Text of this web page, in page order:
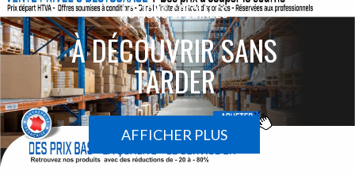
ACTIONS SPÉCIALES
À DÉCOUVRIR SANS
TARDER
AFFICHER PLUS